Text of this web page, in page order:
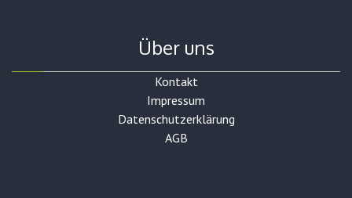
Über uns
Kontakt
Impressum
Datenschutzerklärung
AGB